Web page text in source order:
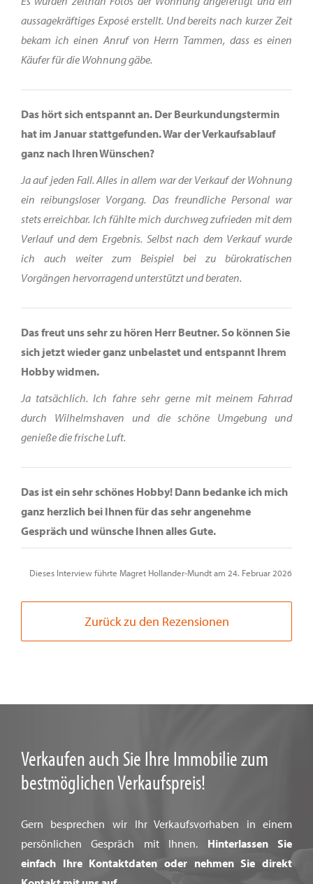
aussagekräftiges Exposé erstellt. Und bereits nach kurzer Zeit
bekam ich einen Anruf von Herrn Tammen, dass es einen
Käufer für die Wohnung gäbe.
Das hört sich entspannt an. Der Beurkundungstermin
hat im Januar stattgefunden. War der Verkaufsablauf
ganz nach Ihren Wünschen?
Ja auf jeden Fall. Alles in allem war der Verkauf der Wohnung
ein reibungsloser Vorgang. Das freundliche Personal war
stets erreichbar. Ich fühlte mich durchweg zufrieden mit dem
Verlauf und dem Ergebnis. Selbst nach dem Verkauf wurde
ich auch weiter zum Beispiel bei zu bürokratischen
Vorgängen hervorragend unterstützt und beraten.
Das freut uns sehr zu hören Herr Beutner. So können Sie
sich jetzt wieder ganz unbelastet und entspannt Ihrem
Hobby widmen.
Ja tatsächlich. Ich fahre sehr gerne mit meinem Fahrrad
durch Wilhelmshaven und die schöne Umgebung und
genieße die frische Luft.
Das ist ein sehr schönes Hobby! Dann bedanke ich mich
ganz herzlich bei Ihnen für das sehr angenehme
Gespräch und wünsche Ihnen alles Gute.
Dieses Interview führte Magret Hollander-Mundt am 24. Februar 2026
Zurück zu den Rezensionen
Verkaufen auch Sie Ihre Immobilie zum
bestmöglichen Verkaufspreis!
Gern besprechen wir Ihr Verkaufsvorhaben in einem
persönlichen Gespräch mit Ihnen. Hinterlassen Sie
einfach Ihre Kontaktdaten oder nehmen Sie direkt